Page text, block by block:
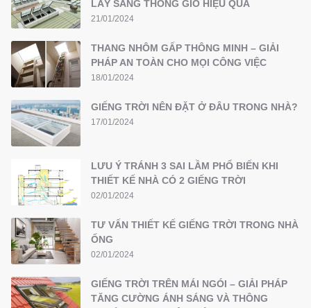
LẤY SÁNG THÔNG GIÓ HIỆU QUẢ
21/01/2024
THANG NHÔM GẤP THÔNG MINH – GIẢI
PHÁP AN TOÀN CHO MỌI CÔNG VIỆC
18/01/2024
GIẾNG TRỜI NÊN ĐẶT Ở ĐÂU TRONG NHÀ?
17/01/2024
LƯU Ý TRÁNH 3 SAI LẦM PHỔ BIẾN KHI
THIẾT KẾ NHÀ CÓ 2 GIẾNG TRỜI
02/01/2024
TƯ VẤN THIẾT KẾ GIẾNG TRỜI TRONG NHÀ
ỐNG
02/01/2024
GIẾNG TRỜI TRÊN MÁI NGÓI – GIẢI PHÁP
TĂNG CƯỜNG ÁNH SÁNG VÀ THÔNG